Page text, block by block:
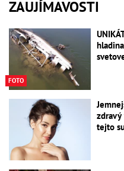
ZAUJÍMAVOSTI
FOTO
tejto